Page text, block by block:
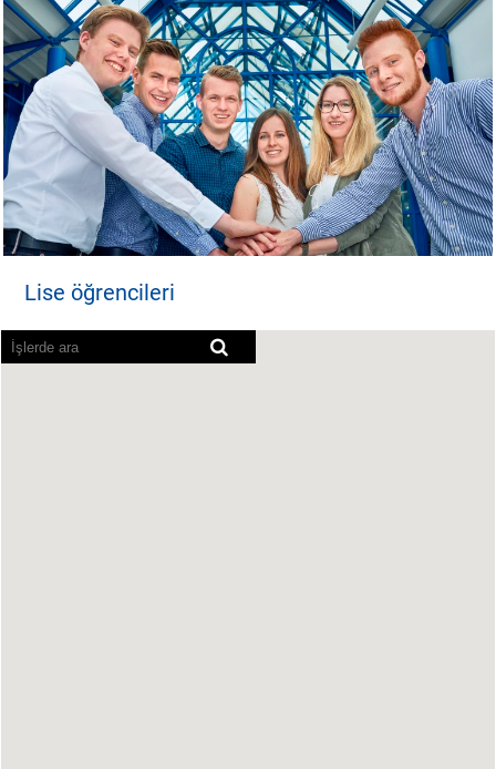
Lise öğrencileri
Ekran okuyucular aşağıdaki aranabilir haritayı